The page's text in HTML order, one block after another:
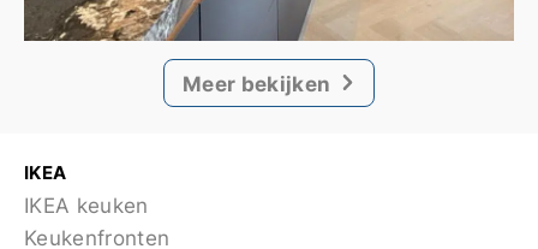
Meer bekijken
IKEA
IKEA keuken
Keukenfronten